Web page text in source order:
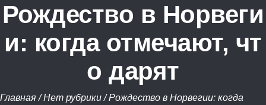
Рождество в Норвеги
и: когда отмечают, чт
о дарят
Главная /Нет рубрики /Рождество в Норвегии: когда